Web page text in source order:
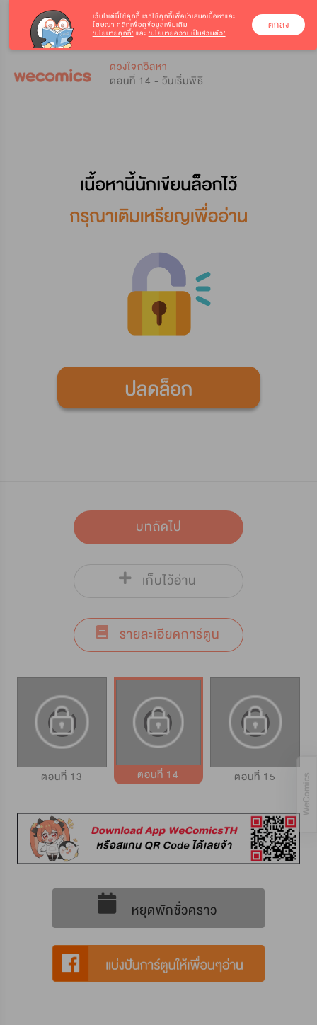
ดวงใจถวิลหา
ตอนที่ 14 - วันเริ่มพิธี
บทถัดไป
เก็บไว้อ่าน
รายละเอียดการ์ตูน
ตอนที่ 13 ตอนที่ 14 ตอนที่ 15
หยุดพักชั่วคราว
เว็บไซต์นี้ใช้คุกกี้ เราใช้คุกกี้เพื่อนำเสนอเนื้อหาและ
โฆษณา คลิกเพื่อดูข้อมูลเพิ่มเติม
‘นโยบายคุกกี้’ และ ‘นโยบายความเป็นส่วนตัว’
ตกลง